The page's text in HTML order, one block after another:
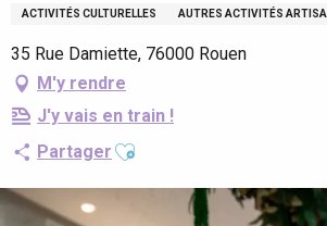
ACTIVITÉS CULTURELLES AUTRES ACTIVITÉS
35 Rue Damiette, 76000 Rouen
M'y rendre
J'y vais en train !
Partager Ajouter aux favoris